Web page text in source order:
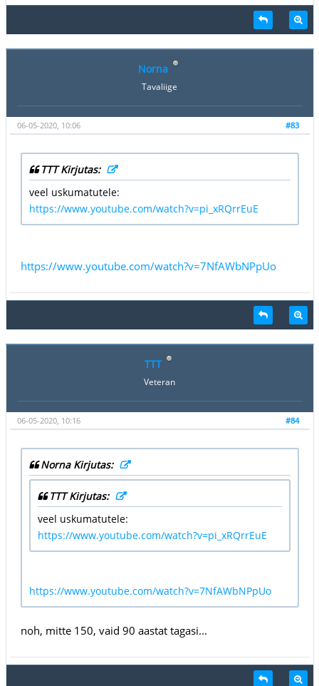
Norna
Tavaliige
#83
06-05-2020, 10:06
TTT Kirjutas:
veel uskumatutele:
https://www.youtube.com/watch?v=pi_xRQrrEuE
https://www.youtube.com/watch?v=7NfAWbNPpUo
TTT
Veteran
#84
06-05-2020, 10:16
Norna Kirjutas:
TTT Kirjutas:
veel uskumatutele:
https://www.youtube.com/watch?v=pi_xRQrrEuE
https://www.youtube.com/watch?v=7NfAWbNPpUo
noh, mitte 150, vaid 90 aastat tagasi...